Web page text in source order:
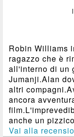
Robin Williams
ragazzo che è
all'interno di un
Jumanji.Alan
altri
ancora
anche un
Vai alla